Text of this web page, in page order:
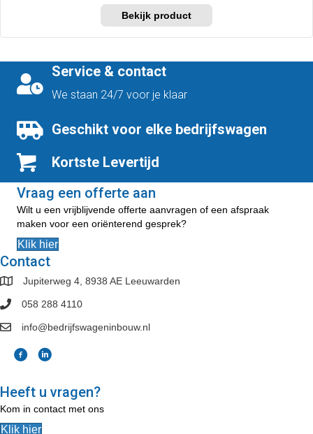
Service & contact
We staan 24/7 voor je klaar
Geschikt voor elke bedrijfswagen
Kortste Levertijd
Vraag een offerte aan
Wilt u een vrijblijvende offerte aanvragen of een afspraak
maken voor een oriënterend gesprek?
Klik hier
Contact
Jupiterweg 4, 8938 AE Leeuwarden
058 288 4110
info@bedrijfswageninbouw.nl
Heeft u vragen?
Kom in contact met ons
Klik hier